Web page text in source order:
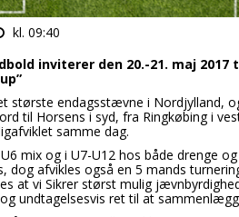
kl. 09:40
inviterer den 20.-21. maj
største endagsstævne i Nordjylland,
til Horsens i syd, fra Ringkøbing i
samme dag.
mix og i U7-U12 hos både drenge
dog afvikles også en 5 mands
at vi Sikrer størst mulig
undtagelsesvis ret til at